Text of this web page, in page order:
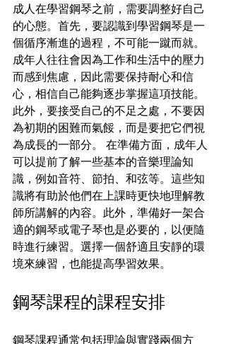
成人在學習鋼琴之前，需要調整好自己
的心態。首先，要認識到學習鋼琴是一
個循序漸進的過程，不可能一蹴而就。
成年人往往會因為工作和生活中的壓力
而感到焦慮，因此需要保持耐心和信
心，相信自己能夠逐步掌握這項技能。
此外，要接受自己的不足之處，不要因
為初期的困難而氣餒，而是要把它們視
為成長的一部分。 在準備方面，成年人
可以提前了解一些基本的音樂理論知
識，例如音符、節拍、和弦等。這些知
識將有助於他們在上課時更快地理解教
師所講解的內容。此外，準備好一架合
適的鋼琴或電子琴也是必要的，以便隨
時進行練習。選擇一個舒適且安靜的環
境來練習，也能提高學習效果。
鋼琴課程的課程安排
鋼琴課程通常包括理論與實踐兩個方